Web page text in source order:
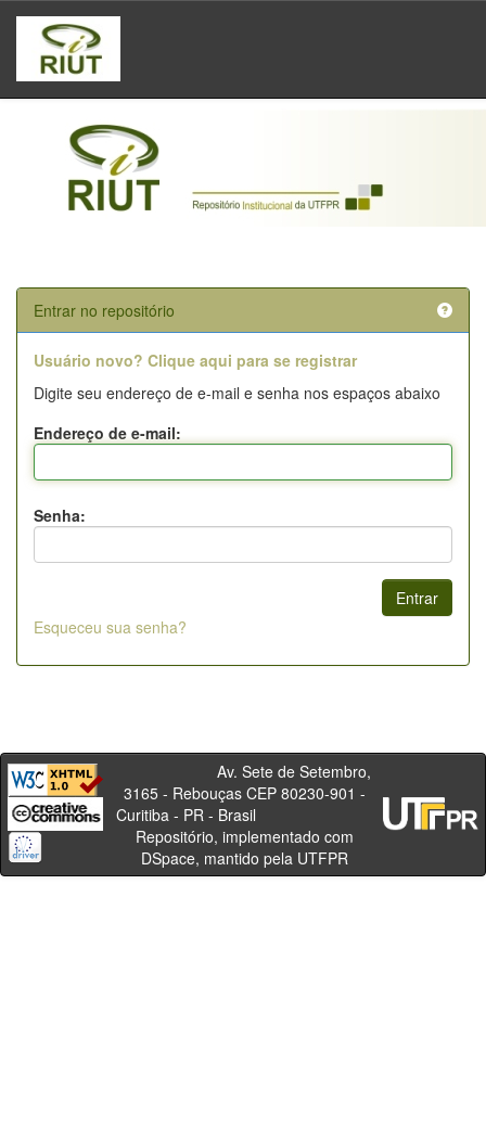
Skip
navigation
Entrar no repositório
Usuário novo? Clique aqui para se registrar
Digite seu endereço de e-mail e senha nos espaços abaixo
Endereço de e-mail:
Senha:
Esqueceu sua senha?
Av. Sete de Setembro,
3165 - Rebouças CEP 80230-901 -
Curitiba - PR - Brasil
Repositório, implementado com
DSpace, mantido pela UTFPR